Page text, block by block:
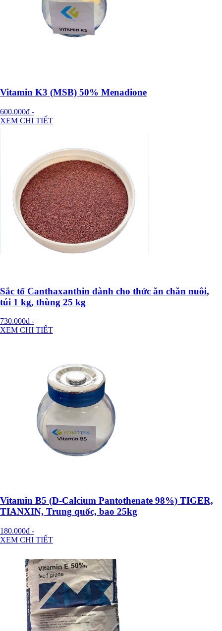
Vitamin K3 (MSB) 50% Menadione
600.000đ -
XEM CHI TIẾT
Sắc tố Canthaxanthin dành cho thức ăn chăn nuôi,
túi 1 kg, thùng 25 kg
730.000đ -
XEM CHI TIẾT
Vitamin B5 (D-Calcium Pantothenate 98%) TIGER,
TIANXIN, Trung quốc, bao 25kg
180.000đ -
XEM CHI TIẾT